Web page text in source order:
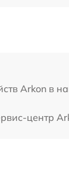
Arkon в
центр